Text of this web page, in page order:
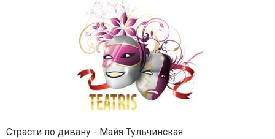
Страсти по дивану - Майя Тульчинская.